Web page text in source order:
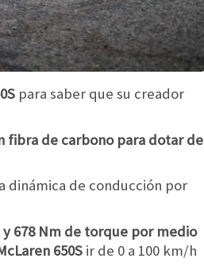
para saber que su creador
fibra de carbono para dotar de
dinámica de conducción por
678 Nm de torque por medio
650S ir de 0 a 100 km/h